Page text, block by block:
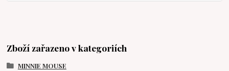
Zboží zařazeno v kategoriích
MINNIE MOUSE